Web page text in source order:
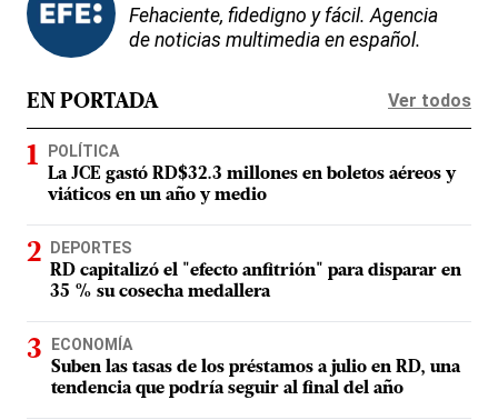
Fehaciente, fidedigno y fácil. Agencia
de noticias multimedia en español.
EN PORTADA Ver todos
POLÍTICA
La JCE gastó RD$32.3 millones en boletos aéreos y
viáticos en un año y medio
DEPORTES
RD capitalizó el "efecto anfitrión" para disparar en
35 % su cosecha medallera
ECONOMÍA
Suben las tasas de los préstamos a julio en RD, una
tendencia que podría seguir al final del año